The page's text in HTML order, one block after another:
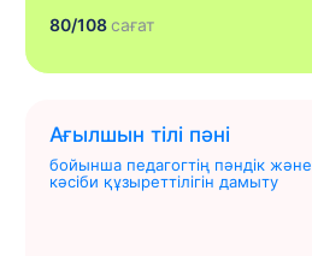
80/108сағат
Ағылшын тілі пәні
бойынша педагогтің пәндік және
кәсіби құзыреттілігін дамыту